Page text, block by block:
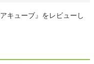
キューブ』をレビューし